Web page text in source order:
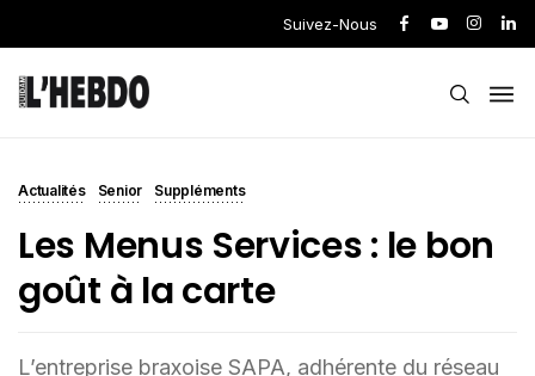
Suivez-Nous
Actualités Senior Suppléments
Les Menus Services : le bon
goût à la carte
L’entreprise braxoise SAPA, adhérente du réseau